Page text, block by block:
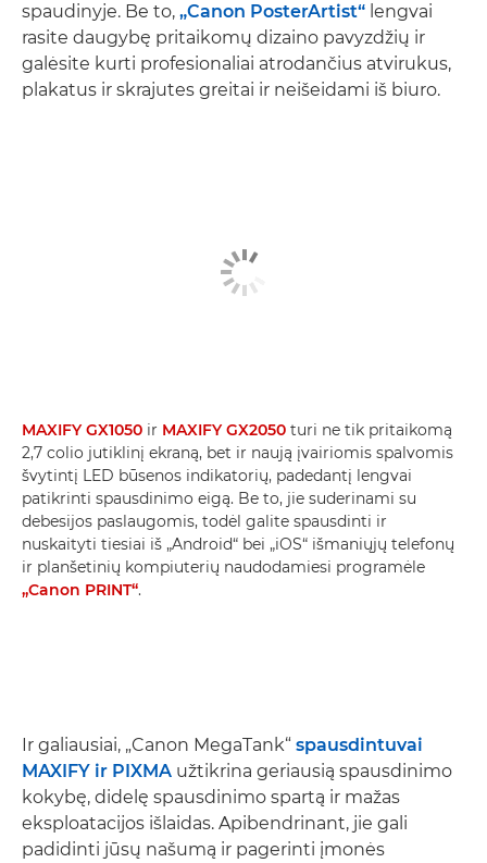
spaudinyje. Be to, „Canon PosterArtist“ lengvai
rasite daugybę pritaikomų dizaino pavyzdžių ir
galėsite kurti profesionaliai atrodančius atvirukus,
plakatus ir skrajutes greitai ir neišeidami iš biuro.
MAXIFY GX1050 ir MAXIFY GX2050 turi ne tik pritaikomą
2,7 colio jutiklinį ekraną, bet ir naują įvairiomis spalvomis
švytintį LED būsenos indikatorių, padedantį lengvai
patikrinti spausdinimo eigą. Be to, jie suderinami su
debesijos paslaugomis, todėl galite spausdinti ir
nuskaityti tiesiai iš „Android“ bei „iOS“ išmaniųjų telefonų
ir planšetinių kompiuterių naudodamiesi programėle
„Canon PRINT“.
Ir galiausiai, „Canon MegaTank“ spausdintuvai
MAXIFY ir PIXMA užtikrina geriausią spausdinimo
kokybę, didelę spausdinimo spartą ir mažas
eksploatacijos išlaidas. Apibendrinant, jie gali
padidinti jūsų našumą ir pagerinti įmonės